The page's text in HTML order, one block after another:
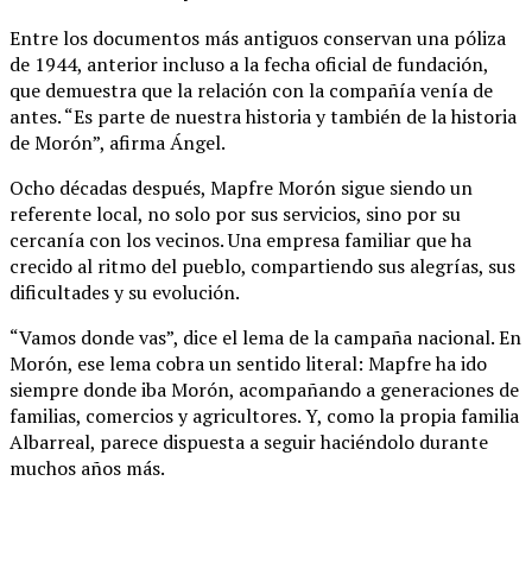
Entre los documentos más antiguos conservan una póliza
de 1944, anterior incluso a la fecha oficial de fundación,
que demuestra que la relación con la compañía venía de
antes. “Es parte de nuestra historia y también de la historia
de Morón”, afirma Ángel.
Ocho décadas después, Mapfre Morón sigue siendo un
referente local, no solo por sus servicios, sino por su
cercanía con los vecinos. Una empresa familiar que ha
crecido al ritmo del pueblo, compartiendo sus alegrías, sus
dificultades y su evolución.
“Vamos donde vas”, dice el lema de la campaña nacional. En
Morón, ese lema cobra un sentido literal: Mapfre ha ido
siempre donde iba Morón, acompañando a generaciones de
familias, comercios y agricultores. Y, como la propia familia
Albarreal, parece dispuesta a seguir haciéndolo durante
muchos años más.